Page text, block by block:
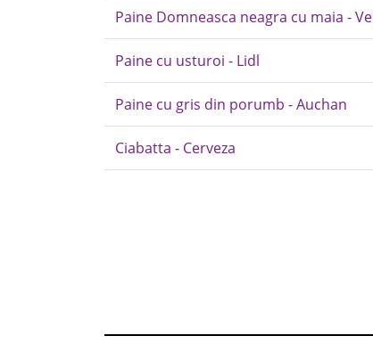
Paine Domneasca neagra cu maia -
Paine cu usturoi - Lidl
Paine cu gris din porumb - Auchan
Ciabatta - Cerveza